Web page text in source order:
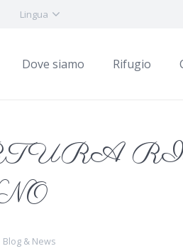
Lingua
Dove siamo Rifugio
Blog & News